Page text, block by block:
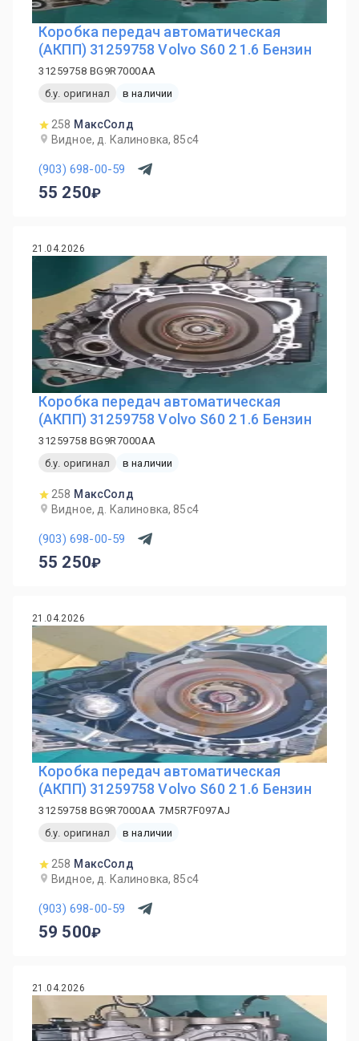
Коробка передач автоматическая
(АКПП) 31259758 Volvo S60 2 1.6 Бензин
31259758 BG9R7000AA
б.у. оригинал
в наличии
258 МаксСолд
Видное, д. Калиновка, 85с4
(903) 698-00-59
55 250
21.04.2026
Коробка передач автоматическая
(АКПП) 31259758 Volvo S60 2 1.6 Бензин
31259758 BG9R7000AA
б.у. оригинал
в наличии
258 МаксСолд
Видное, д. Калиновка, 85с4
(903) 698-00-59
55 250
21.04.2026
Коробка передач автоматическая
(АКПП) 31259758 Volvo S60 2 1.6 Бензин
31259758 BG9R7000AA 7M5R7F097AJ
б.у. оригинал
в наличии
258 МаксСолд
Видное, д. Калиновка, 85с4
(903) 698-00-59
59 500
21.04.2026